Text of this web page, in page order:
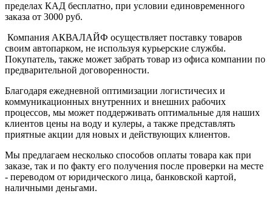
пределах КАД бесплатно, при условии единовременного
заказа от 3000 руб.
Компания АКВАЛАЙФ осуществляет поставку товаров
своим автопарком, не используя курьерские службы.
Покупатель, также может забрать товар из офиса компании по
предварительной договоренности.
Благодаря ежедневной оптимизации логистичесих и
коммуникационных внутренних и внешних рабочих
процессов, мы может поддерживать оптимальные для наших
клиентов цены на воду и кулеры, а также представлять
приятные акции для новых и действующих клиентов.
Мы предлагаем несколько способов оплаты товара как при
заказе, так и по факту его получения после проверки на месте
- переводом от юридического лица, банковской картой,
наличными деньгами.